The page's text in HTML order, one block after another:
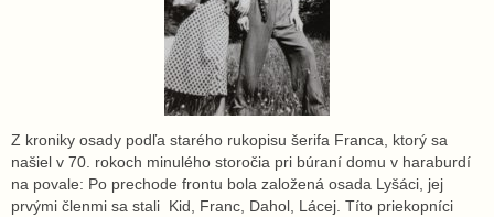
Z kroniky osady podľa starého rukopisu šerifa Franca, ktorý sa
našiel v 70. rokoch minulého storočia pri búraní domu v haraburdí
na povale: Po prechode frontu bola založená osada Lyšáci, jej
prvými členmi sa stali Kid, Franc, Dahol, Lácej. Títo priekopníci